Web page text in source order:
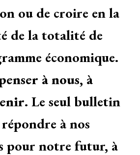
ou de croire en la
de la totalité de
économique.
à nous, à
. Le seul bulletin
à nos
pour notre futur, à